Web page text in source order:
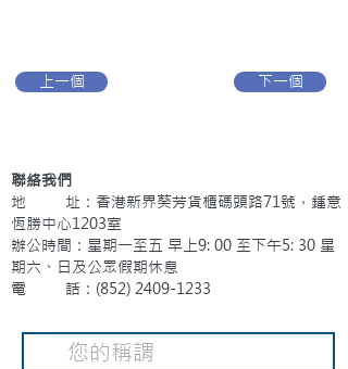
上一個 下一個
聯絡我們
地 址：香港新界葵芳貨櫃碼頭路71號，鍾意
恆勝中心1203室
辦公時間：星期一至五 早上9: 00 至下午5: 30 星
期六、日及公眾假期休息
電 話：(852) 2409-1233